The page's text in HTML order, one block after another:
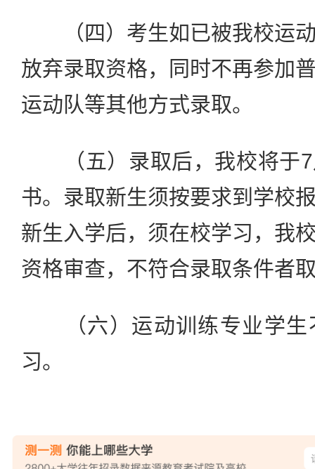
（四）考生如已被我校运动
放弃录取资格，同时不再参加
运动队等其他方式录取。
（五）录取后，我校将于7
书。录取新生须按要求到学校
新生入学后，须在校学习，我
资格审查，不符合录取条件者
（六）运动训练专业学生
习。